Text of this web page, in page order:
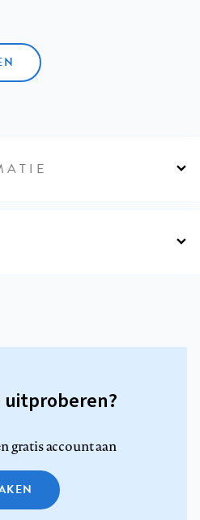
uitproberen?
gratis account aan